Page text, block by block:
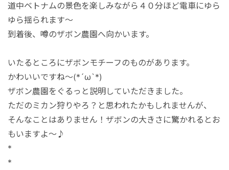
道中ベトナムの景色を楽しみながら４０分ほど電車にゆら
ゆら揺られます～
到着後、噂のザボン農園へ向かいます。
いたるところにザボンモチーフのものがあります。
かわいいですね～(*´ω`*)
ザボン農園をぐるっと説明していただきました。
ただのミカン狩りやろ？と思われたかもしれませんが、
そんなことはありません！ザボンの大きさに驚かれるとお
もいますよ～♪
*
*